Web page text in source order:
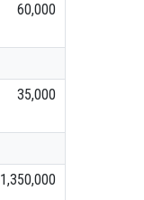
60,000
35,000
1,350,000